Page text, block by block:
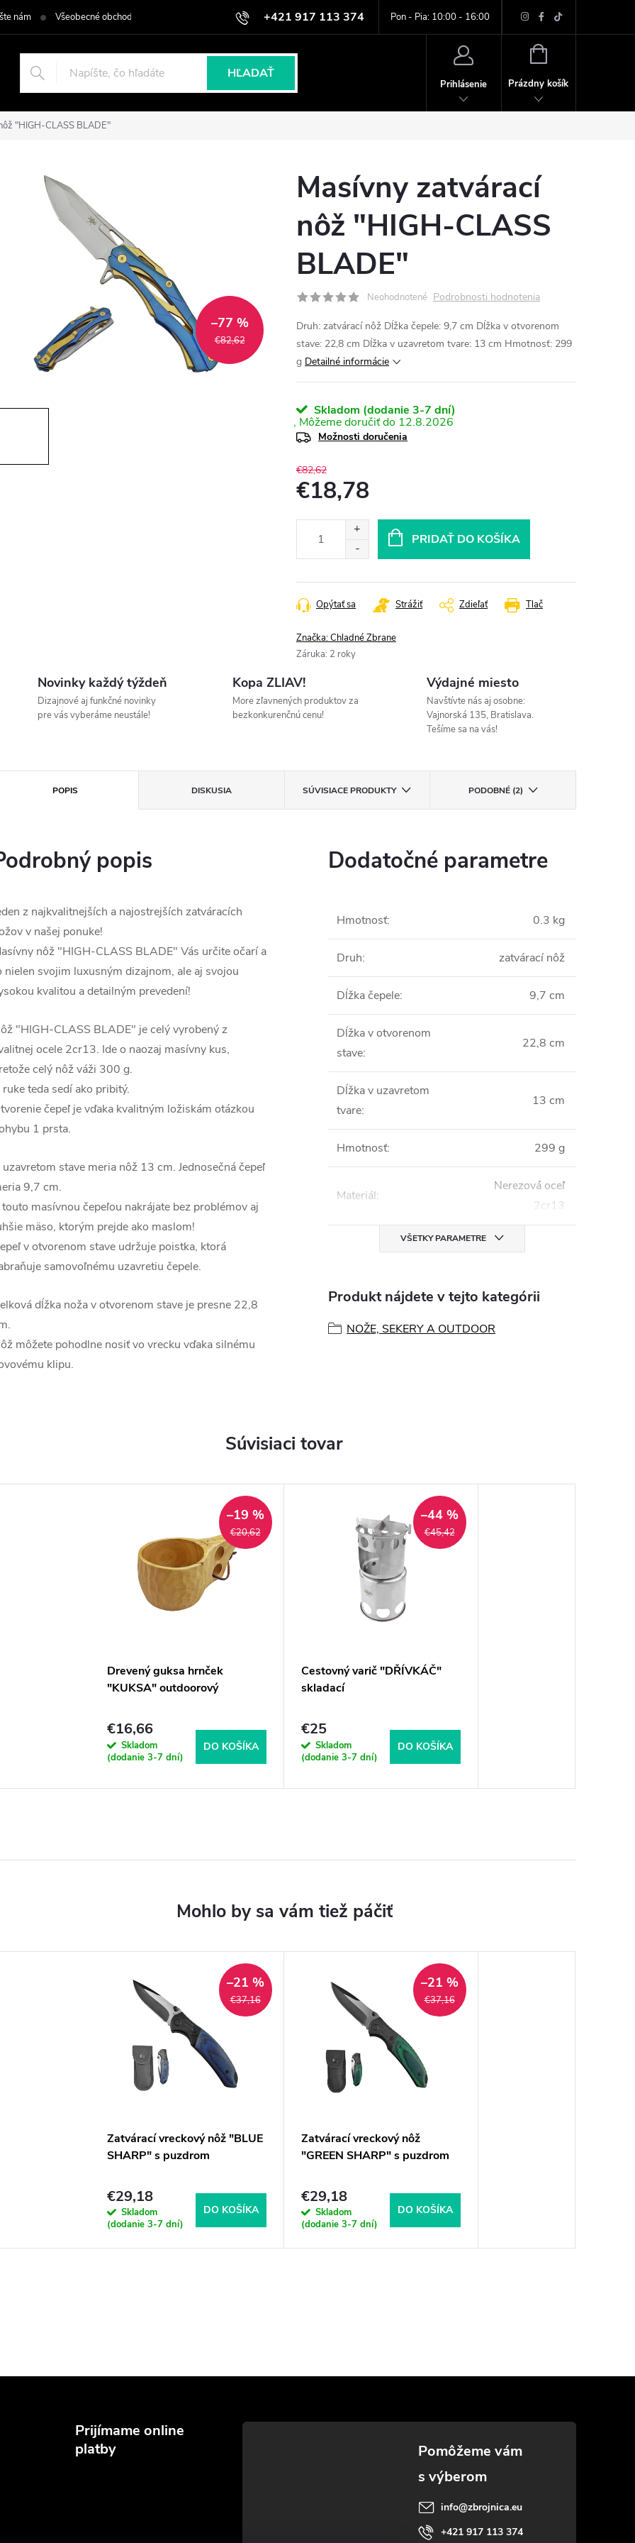
+421 917 113 374 Pon - Pia: 10:00 - 16:00
nám Všeobecné obchodné podmienky Podmienky ochrany osobných údajov
HĽADAŤ
Prihlásenie
NÁKUPNÝ
Prázdny košík
"HIGH-CLASS BLADE"
€82,62
–77 %
Masívny zatvárací
nôž "HIGH-CLASS
BLADE"
Neohodnotené Podrobnosti hodnotenia
Druh: zatvárací nôž Dĺžka čepele: 9,7 cm Dĺžka v otvorenom
stave: 22,8 cm Dĺžka v uzavretom tvare: 13 cm Hmotnosť: 299
g Detailné informácie
Skladom (dodanie 3-7 dní)
12.8.2026
Možnosti doručenia
€82,62
€18,78
PRIDAŤ DO KOŠÍKA
Tlač
Opýtať sa Strážiť Zdieľať
Značka:Chladné Zbrane
Záruka: 2 roky
Novinky každý týždeň
Dizajnové aj funkčné novinky
pre vás vyberáme neustále!
Kopa ZLIAV!
More zľavnených produktov za
bezkonkurenčnú cenu!
Výdajné miesto
Navštívte nás aj osobne:
Vajnorská 135, Bratislava.
Tešíme sa na vás!
POPIS DISKUSIA SÚVISIACE PRODUKTY PODOBNÉ (2)
popis
z najkvalitnejších a najostrejších zatváracích
v našej ponuke!
nôž "HIGH-CLASS BLADE" Vás určite očarí a
nielen svojim luxusným dizajnom, ale aj svojou
kvalitou a detailným prevedení!
"HIGH-CLASS BLADE" je celý vyrobený z
ocele 2cr13. Ide o naozaj masívny kus,
celý nôž váži 300 g.
ruke teda sedí ako pribitý.
čepeľ je vďaka kvalitným ložiskám otázkou
1 prsta.
uzavretom stave meria nôž 13 cm. Jednosečná čepeľ
9,7 cm.
touto masívnou čepeľou nakrájate bez problémov aj
mäso, ktorým prejde ako maslom!
v otvorenom stave udržuje poistka, ktorá
samovoľnému uzavretiu čepele.
dĺžka noža v otvorenom stave je presne 22,8
môžete pohodlne nosiť vo vrecku vďaka silnému
klipu.
Dodatočné parametre
Hmotnosť: 0.3 kg
Druh: zatvárací nôž
Dĺžka čepele: 9,7 cm
Dĺžka v otvorenom
stave:
22,8 cm
Dĺžka v uzavretom
tvare:
13 cm
Hmotnosť: 299 g
Materiál:
Nerezová oceľ
2cr13
VŠETKY PARAMETRE
Produkt nájdete v tejto kategórii
NOŽE, SEKERY A OUTDOOR
Súvisiaci tovar
€20,62
–19 %
Drevený guksa hrnček
"KUKSA" outdoorový
€16,66
Skladom
(dodanie 3-7 dní)
DO KOŠÍKA
€45,42
–44 %
Cestovný varič "DŘÍVKÁČ"
skladací
€25
Skladom
(dodanie 3-7 dní)
DO KOŠÍKA
€37,16
–21 %
Zatvárací vreckový nôž "BLUE
SHARP" s puzdrom
€29,18
Skladom
(dodanie 3-7 dní)
DO KOŠÍKA
€37,16
–21 %
Zatvárací vreckový nôž
"GREEN SHARP" s puzdrom
€29,18
Skladom
(dodanie 3-7 dní)
DO KOŠÍKA
Prijímame online
platby
info@zbrojnica.eu
+421 917 113 374